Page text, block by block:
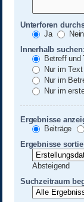
Unterforen
Ja
Nein
Innerhalb suchen:
Betreff und
Nur im
Nur im
Nur im
Ergebnisse
Beiträge
Ergebnisse
Absteigend
Suchzeitraum